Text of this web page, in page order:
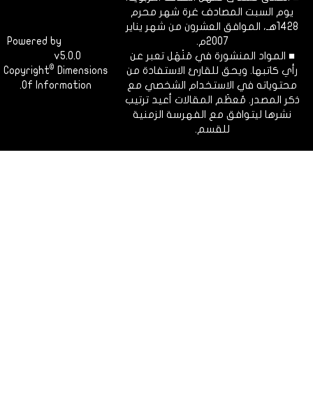
يوم السبت المصادف غرة شهر محرم
1428هـ، الموافق العشرون من شهر يناير
2007م.
■ المواد المنشورة في مَنْهَل تعبر عن
رأي كاتبها. ويحق للقارئ الاستفادة من
محتوياته في الاستخدام الشخصي مع
ذكر المصدر. مُعظَم المقالات أعيد ترتيب
نشرها ليتوافق مع الفهرسة الزمنية
للقسم.
Powered by
v5.0.0
Copyright©
Dimensions
Of Information.